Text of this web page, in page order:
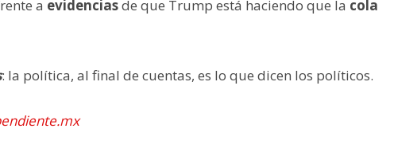
a evidenciasde que Trump está haciendo que la cola
: la política, al final de cuentas, es lo que dicen los políticos.